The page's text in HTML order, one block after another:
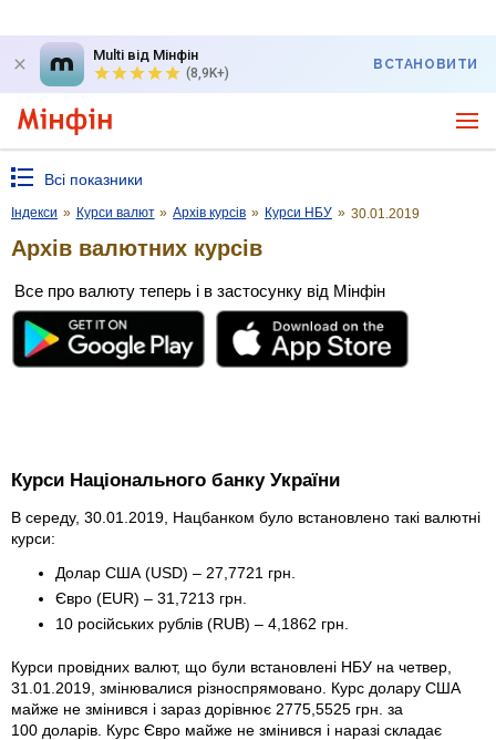
Multi від Мінфін
(8,9K+)
ВСТАНОВИТИ
Всі показники
Індекси » Курси валют » Архів курсів » Курси НБУ » 30.01.2019
Архів валютних курсів
Все про валюту теперь і в застосунку від Мінфін
Курси Національного банку України
В середу, 30.01.2019, Нацбанком було встановлено такі валютні
курси:
Долар США (USD) – 27,7721 грн.
Євро (EUR) – 31,7213 грн.
10 російських рублів (RUB) – 4,1862 грн.
Курси провідних валют, що були встановлені НБУ на четвер,
31.01.2019, змінювалися різноспрямовано. Курс долару США
майже не змінився і зараз дорівнює 2775,5525 грн. за
100 доларів. Курс Євро майже не змінився і наразі складає